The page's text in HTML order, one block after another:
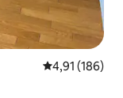
4,91 av 5 i
4,91 (186)